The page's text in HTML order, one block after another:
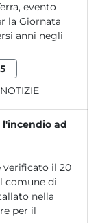
evento
la Giornata
anni negli
NOTIZIE
l'incendio ad
verificato il 20
comune di
nella
per il